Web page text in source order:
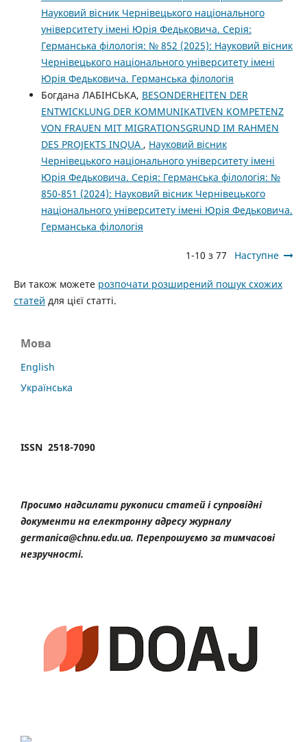
Науковий вісник Чернівецького національного
університету імені Юрія Федьковича. Серія:
Германська філологія: № 852 (2025): Науковий вісник
Чернівецького національного університету імені
Юрія Федьковича. Германська філологія
Богдана ЛАБІНСЬКА, BESONDERHEITEN DER
ENTWICKLUNG DER KOMMUNIKATIVEN KOMPETENZ
VON FRAUEN MIT MIGRATIONSGRUND IM RAHMEN
DES PROJEKTS INQUA , Науковий вісник
Чернівецького національного університету імені
Юрія Федьковича. Серія: Германська філологія: №
850-851 (2024): Науковий вісник Чернівецького
національного університету імені Юрія Федьковича.
Германська філологія
1-10 з 77 Наступне
Ви також можете розпочати розширений пошук схожих
статей для цієї статті.
Мова
English
Українська
ISSN 2518-7090
Просимо надсилати рукописи статей і супровідні
документи на електронну адресу журналу
germanica@chnu.edu.ua. Перепрошуємо за тимчасові
незручності.